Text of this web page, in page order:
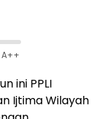
A++
ini PPLI
Ijtima Wilayah